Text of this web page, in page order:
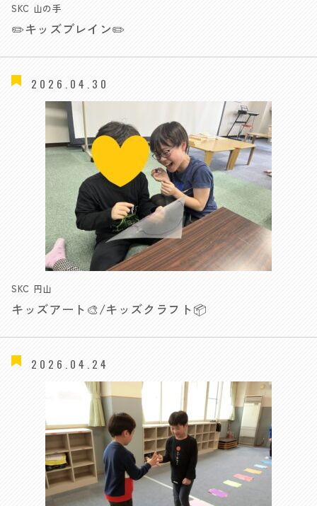
SKC 山の手
✏️キッズブレイン✏️
2026.04.30
SKC 円山
キッズアート🎨/キッズクラフト📦
2026.04.24